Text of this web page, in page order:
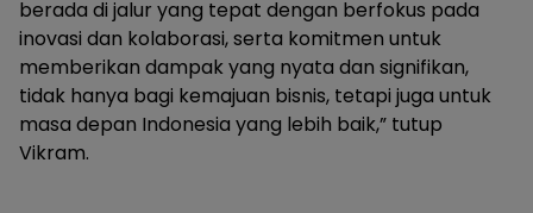
berada di jalur yang tepat dengan berfokus pada
inovasi dan kolaborasi, serta komitmen untuk
memberikan dampak yang nyata dan signifikan,
tidak hanya bagi kemajuan bisnis, tetapi juga untuk
masa depan Indonesia yang lebih baik,” tutup
Vikram.